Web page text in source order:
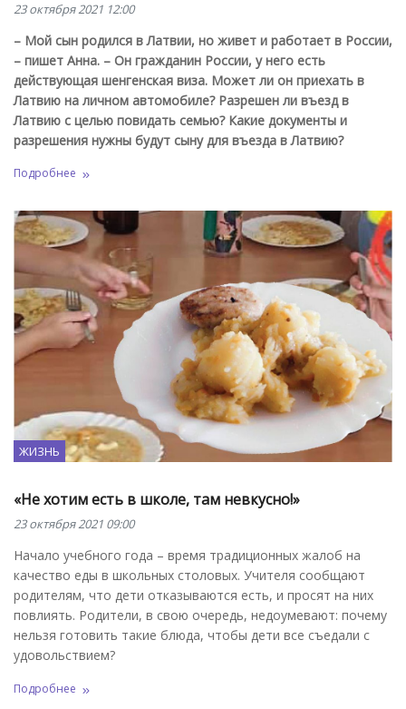
23 октября 2021 12:00
– Мой сын родился в Латвии, но живет и работает в России,
– пишет Анна. – Он гражданин России, у него есть
действующая шенгенская виза. Может ли он приехать в
Латвию на личном автомобиле? Разрешен ли въезд в
Латвию с целью повидать семью? Какие документы и
разрешения нужны будут сыну для въезда в Латвию?
Подробнее
ЖИЗНЬ
«Не хотим есть в школе, там невкусно!»
23 октября 2021 09:00
Начало учебного года – время традиционных жалоб на
качество еды в школьных столовых. Учителя сообщают
родителям, что дети отказываются есть, и просят на них
повлиять. Родители, в свою очередь, недоумевают: почему
нельзя готовить такие блюда, чтобы дети все съедали с
удовольствием?
Подробнее